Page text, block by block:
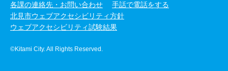
各課の連絡先・お問い合わせ
手話で電話をする
北見市ウェブアクセシビリティ方針
ウェブアクセシビリティ試験結果
©Kitami City. All Rights Reserved.